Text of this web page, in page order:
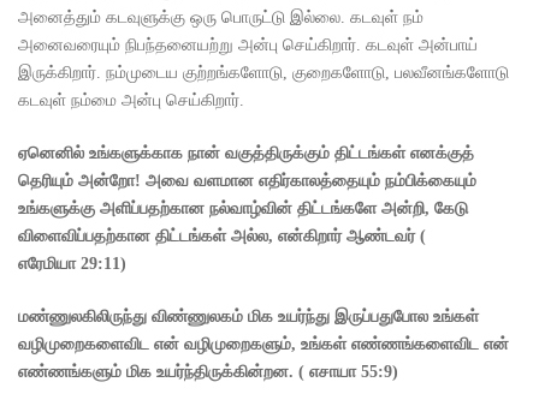
அனைத்தும் கடவுளுக்கு ஒரு பொருட்டு இல்லை. கடவுள் நம்
அனைவரையும் நிபந்தனையற்று அன்பு செய்கிறார். கடவுள் அன்பாய்
இருக்கிறார். நம்முடைய குற்றங்களோடு, குறைகளோடு, பலவீனங்களோடு
கடவுள் நம்மை அன்பு செய்கிறார்.
ஏனெனில் உங்களுக்காக நான் வகுத்திருக்கும் திட்டங்கள் எனக்குத்
தெரியும் அன்றோ! அவை வளமான எதிர்காலத்தையும் நம்பிக்கையும்
உங்களுக்கு அளிப்பதற்கான நல்வாழ்வின் திட்டங்களே அன்றி, கேடு
விளைவிப்பதற்கான திட்டங்கள் அல்ல, என்கிறார் ஆண்டவர்(
எரேமியா29:11)
மண்ணுலகிலிருந்து விண்ணுலகம் மிக உயர்ந்து இருப்பதுபோல உங்கள்
வழிமுறைகளைவிட என் வழிமுறைகளும், உங்கள் எண்ணங்களைவிட என்
எண்ணங்களும் மிக உயர்ந்திருக்கின்றன. ( எசாயா 55:9)